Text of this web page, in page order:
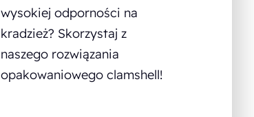
wysokiej odporności na
kradzież? Skorzystaj z
naszego rozwiązania
opakowaniowego clamshell!